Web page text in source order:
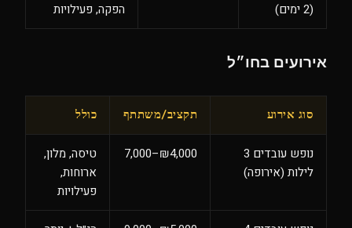
(2 ימים)
הפקה, פעילויות
אירועים בחו״ל
סוג אירוע תקציב/משתתף כולל
נופש עובדים 3
לילות (אירופה)
₪4,000–7,000
טיסה, מלון,
ארוחות,
פעילויות